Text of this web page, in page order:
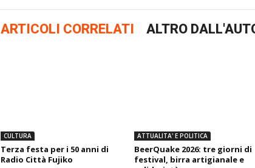
ARTICOLI CORRELATI ALTRO
CULTURA
Terza festa per i 50 anni di
Radio Città Fujiko
ATTUALITA' E POLITICA
BeerQuake 2026: tre giorni di
festival, birra artigianale e